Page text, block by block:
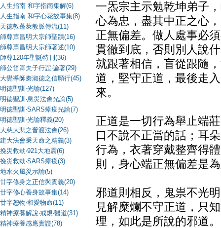
人生指南 和字指南集解(6)
人生指南 和字心花故事集(8)
天德教蓬萊教脈傳流(11)
師尊蕭昌明大宗師聖蹟(16)
師尊蕭昌明大宗師著述(10)
師尊120年聖誕特刊(36)
師公笛卿夫子行誼‧論著(29)
大覺導師秦淑德之信願行(45)
明德聖訓‧光諭(127)
明德聖訓‧息災法會光諭(5)
明德聖訓‧SARS瘴疫光諭(7)
明德聖訓‧光諭釋義(20)
大慈大悲之普渡法會(26)
建大法會秉天命之精義(3)
挽災救劫‧921大地震(6)
挽災救劫‧SARS瘴疫(3)
地水火風災示諭(5)
廿字修身之正信與實義(20)
廿字修心養身故事集(14)
廿字恕物‧和愛物命(11)
精神療養解說‧戒規‧醫道(31)
精神療養感應實證(78)
一炁宗主示勉乾坤弟子
心為忠，盡其中正之心
正無偏差。做人處事必
貫徹到底，否則別人說
就跟著相信，盲從跟隨
道，堅守正道，最後走
來。
正道是一切行為舉止端
口不說不正當的話；耳
行為，衣著穿戴整齊得
則，身心端正無偏差是
邪道則相反，鬼祟不光
見解糜爛不守正道，只
理，如此是所說的邪道。